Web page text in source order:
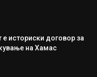
е историски договор за
на Хамас